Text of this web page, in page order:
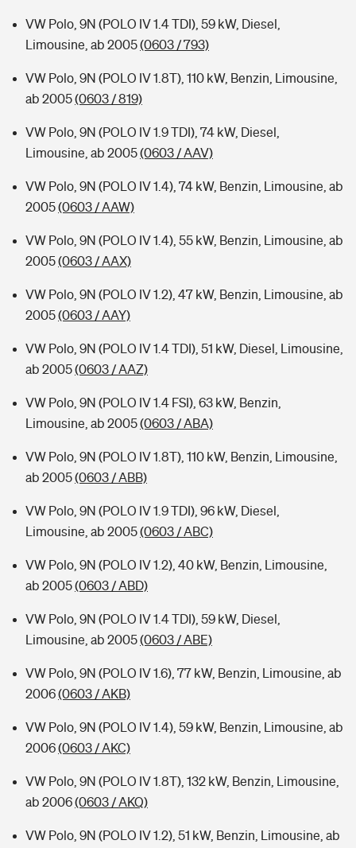
VW Polo, 9N (POLO IV 1.4 TDI), 59 kW, Diesel,
Limousine, ab 2005(0603 / 793)
VW Polo, 9N (POLO IV 1.8T), 110 kW, Benzin, Limousine,
ab 2005(0603 / 819)
VW Polo, 9N (POLO IV 1.9 TDI), 74 kW, Diesel,
Limousine, ab 2005(0603 / AAV)
VW Polo, 9N (POLO IV 1.4), 74 kW, Benzin, Limousine, ab
2005(0603 / AAW)
VW Polo, 9N (POLO IV 1.4), 55 kW, Benzin, Limousine, ab
2005(0603 / AAX)
VW Polo, 9N (POLO IV 1.2), 47 kW, Benzin, Limousine, ab
2005(0603 / AAY)
VW Polo, 9N (POLO IV 1.4 TDI), 51 kW, Diesel, Limousine,
ab 2005(0603 / AAZ)
VW Polo, 9N (POLO IV 1.4 FSI), 63 kW, Benzin,
Limousine, ab 2005(0603 / ABA)
VW Polo, 9N (POLO IV 1.8T), 110 kW, Benzin, Limousine,
ab 2005(0603 / ABB)
VW Polo, 9N (POLO IV 1.9 TDI), 96 kW, Diesel,
Limousine, ab 2005(0603 / ABC)
VW Polo, 9N (POLO IV 1.2), 40 kW, Benzin, Limousine,
ab 2005(0603 / ABD)
VW Polo, 9N (POLO IV 1.4 TDI), 59 kW, Diesel,
Limousine, ab 2005(0603 / ABE)
VW Polo, 9N (POLO IV 1.6), 77 kW, Benzin, Limousine, ab
2006(0603 / AKB)
VW Polo, 9N (POLO IV 1.4), 59 kW, Benzin, Limousine, ab
2006(0603 / AKC)
VW Polo, 9N (POLO IV 1.8T), 132 kW, Benzin, Limousine,
ab 2006(0603 / AKQ)
VW Polo, 9N (POLO IV 1.2), 51 kW, Benzin, Limousine, ab